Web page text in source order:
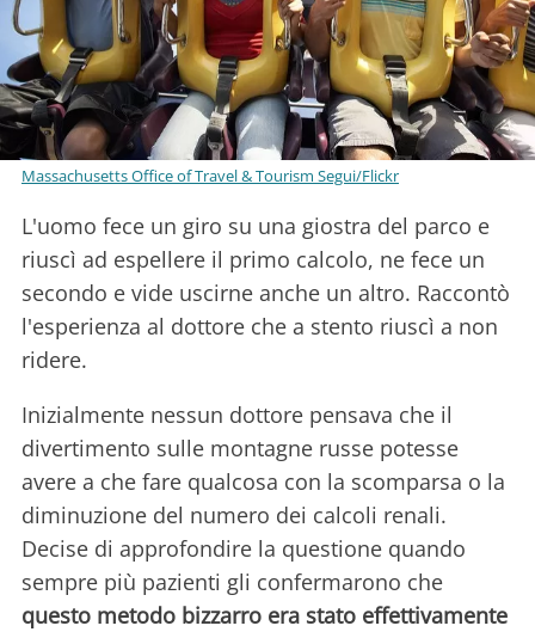
Massachusetts Office of Travel & Tourism Segui/Flickr
L'uomo fece un giro su una giostra del parco e
riuscì ad espellere il primo calcolo, ne fece un
secondo e vide uscirne anche un altro. Raccontò
l'esperienza al dottore che a stento riuscì a non
ridere.
Inizialmente nessun dottore pensava che il
divertimento sulle montagne russe potesse
avere a che fare qualcosa con la scomparsa o la
diminuzione del numero dei calcoli renali.
Decise di approfondire la questione quando
sempre più pazienti gli confermarono che
questo metodo bizzarro era stato effettivamente